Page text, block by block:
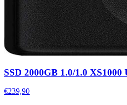
SSD 2000GB 1.0/1.0
€239,90